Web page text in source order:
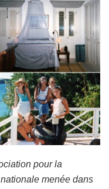
pour la
menée dans